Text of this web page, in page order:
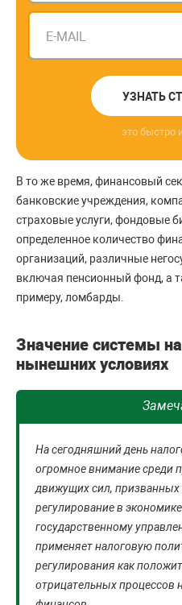
E-MAIL
УЗНАТЬ
это быстро
В то же время, финансовый
банковские учреждения,
страховые услуги, фондовые
определенное количество
организаций, различные
включая пенсионный фонд, а
примеру, ломбарды.
Значение системы
нынешних условиях
На сегодняшний день
огромное внимание среди
движущих сил, призванных
регулирование в
государственному
применяет налоговую
регулирования как
отрицательных процессов